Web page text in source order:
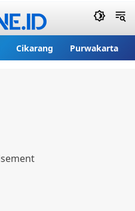
Cikarang Purwakarta